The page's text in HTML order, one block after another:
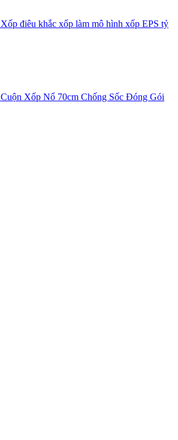
Xốp điêu khắc xốp làm mô hình xốp EPS tỷ
Cuộn Xốp Nổ 70cm Chống Sốc Đóng Gói